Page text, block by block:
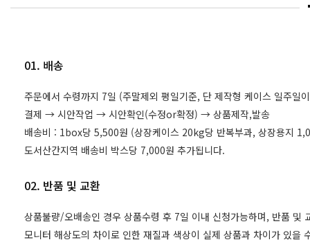
01. 배송
주문에서 수령까지 7일 (주말제외 평일기준, 단 제작형 케이스 일주일
결제 → 시안작업 → 시안확인(수정or확정) → 상품제작,발송
배송비 : 1box당 5,500원 (상장케이스 20kg당 반복부과, 상장용지
도서산간지역 배송비 박스당 7,000원 추가됩니다.
02. 반품 및 교환
상품불량/오배송인 경우 상품수령 후 7일 이내 신청가능하며, 반품 및
모니터 해상도의 차이로 인한 재질과 색상이 실제 상품과 차이가 있